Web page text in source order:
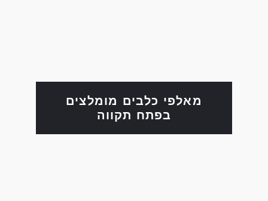
מאלפי כלבים מומלצים
בפתח תקווה